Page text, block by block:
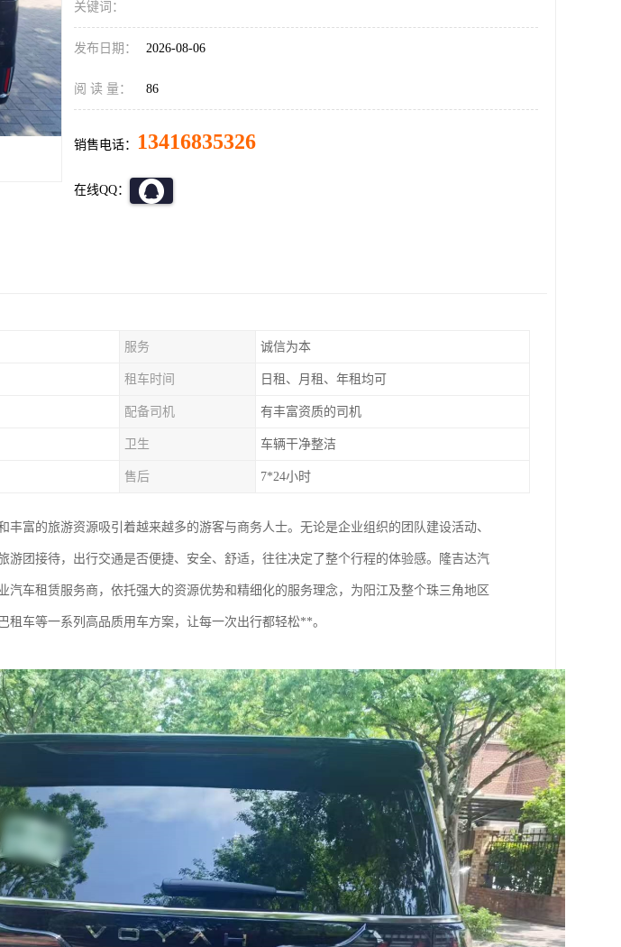
关键词：
发布日期： 2026-08-06
阅 读 量： 86
销售电话： 13416835326
在线QQ：
服务 诚信为本
租车时间 日租、月租、年租均可
配备司机 有丰富资质的司机
卫生 车辆干净整洁
售后 7*24小时
富的旅游资源吸引着越来越多的游客与商务人士。无论是企业组织的团队建设活动、
游团接待，出行交通是否便捷、安全、舒适，往往决定了整个行程的体验感。隆吉达汽
汽车租赁服务商，依托强大的资源优势和精细化的服务理念，为阳江及整个珠三角地区
租车等一系列高品质用车方案，让每一次出行都轻松**。